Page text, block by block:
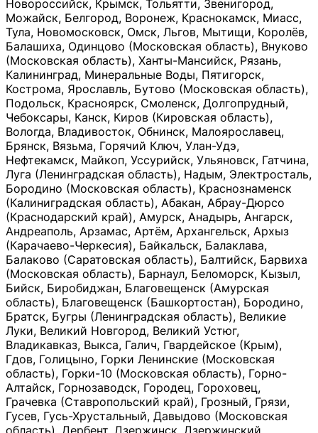
Новороссийск, Крымск, Тольятти, Звенигород,
Можайск, Белгород, Воронеж, Краснокамск, Миасс,
Тула, Новомосковск, Омск, Льгов, Мытищи, Королёв,
Балашиха, Одинцово (Московская область), Внуково
(Московская область), Ханты-Мансийск, Рязань,
Калининград, Минеральные Воды, Пятигорск,
Кострома, Ярославль, Бутово (Московская область),
Подольск, Красноярск, Смоленск, Долгопрудный,
Чебоксары, Канск, Киров (Кировская область),
Вологда, Владивосток, Обнинск, Малоярославец,
Брянск, Вязьма, Горячий Ключ, Улан-Удэ,
Нефтекамск, Майкоп, Уссурийск, Ульяновск, Гатчина,
Луга (Ленинградская область), Надым, Электросталь,
Бородино (Московская область), Краснознаменск
(Калиниградская область), Абакан, Абрау-Дюрсо
(Краснодарский край), Амурск, Анадырь, Ангарск,
Андреаполь, Арзамас, Артём, Архангельск, Архыз
(Карачаево-Черкесия), Байкальск, Балаклава,
Балаково (Саратовская область), Балтийск, Барвиха
(Московская область), Барнаул, Беломорск, Кызыл,
Бийск, Биробиджан, Благовещенск (Амурская
область), Благовещенск (Башкортостан), Бородино,
Братск, Бугры (Ленинградская область), Великие
Луки, Великий Новгород, Великий Устюг,
Владикавказ, Выкса, Галич, Гвардейское (Крым),
Гдов, Голицыно, Горки Ленинские (Московская
область), Горки-10 (Московская область), Горно-
Алтайск, Горнозаводск, Городец, Гороховец,
Грачевка (Ставропольский край), Грозный, Грязи,
Гусев, Гусь-Хрустальный, Давыдово (Московская
область), Дербент, Дзержинск, Дзержинский